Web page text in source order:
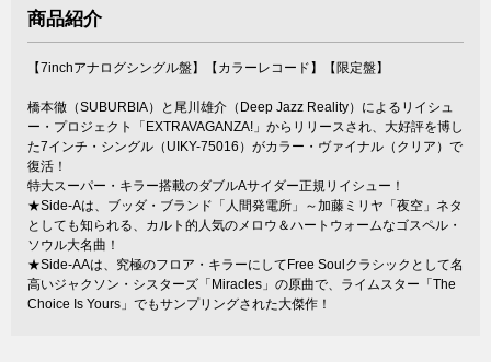
商品紹介
【7inchアナログシングル盤】【カラーレコード】【限定盤】
橋本徹（SUBURBIA）と尾川雄介（Deep Jazz Reality）によるリイシュ
ー・プロジェクト「EXTRAVAGANZA!」からリリースされ、大好評を博し
た7インチ・シングル（UIKY-75016）がカラー・ヴァイナル（クリア）で
復活！
特大スーパー・キラー搭載のダブルAサイダー正規リイシュー！
★Side-Aは、ブッダ・ブランド「人間発電所」～加藤ミリヤ「夜空」ネタ
としても知られる、カルト的人気のメロウ＆ハートウォームなゴスペル・
ソウル大名曲！
★Side-AAは、究極のフロア・キラーにしてFree Soulクラシックとして名
高いジャクソン・シスターズ「Miracles」の原曲で、ライムスター「The
Choice Is Yours」でもサンプリングされた大傑作！